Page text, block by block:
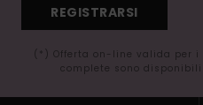
REGISTRARSI
(*) Offerta on-line valida per i
complete sono